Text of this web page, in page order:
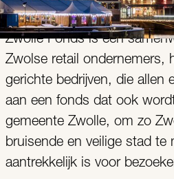
Zwolle Fonds is een
Zwolse retail ondernemers,
gerichte bedrijven, die allen
aan een fonds dat ook
gemeente Zwolle, om zo
bruisende en veilige stad te
aantrekkelijk is voor